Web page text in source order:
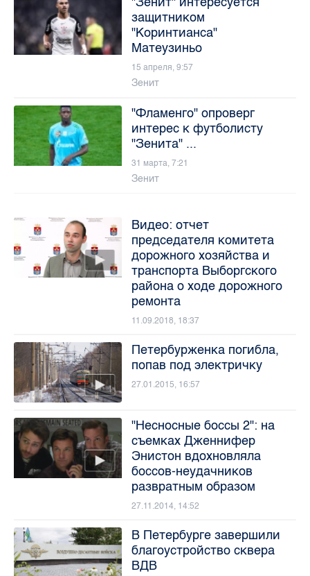
защитником
"Коринтианса"
Матеузиньо
15 апреля, 9:57
Зенит
"Фламенго" опроверг
интерес к футболисту
"Зенита" ...
31 марта, 7:21
Зенит
Видео: отчет
председателя комитета
дорожного хозяйства и
транспорта Выборгского
района о ходе дорожного
ремонта
11.09.2018, 18:37
Петербурженка погибла,
попав под электричку
27.01.2015, 16:57
"Несносные боссы 2": на
съемках Дженнифер
Энистон вдохновляла
боссов-неудачников
развратным образом
27.11.2014, 14:52
В Петербурге завершили
благоустройство сквера
ВДВ